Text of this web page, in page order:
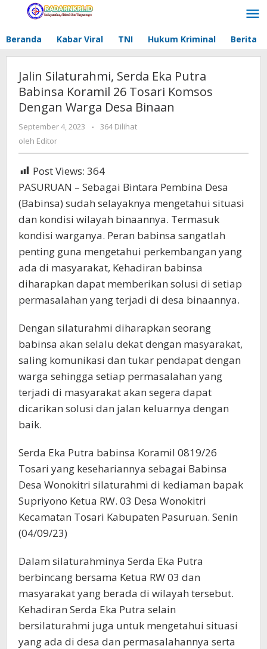
Lewati
Beranda Kabar Viral TNI Hukum Kriminal Berita
Jalin Silaturahmi, Serda Eka Putra
Babinsa Koramil 26 Tosari Komsos
Dengan Warga Desa Binaan
September 4, 2023
oleh
-
364 Dilihat
oleh Editor
Post Views: 364
PASURUAN – Sebagai Bintara Pembina Desa
(Babinsa) sudah selayaknya mengetahui situasi
dan kondisi wilayah binaannya. Termasuk
kondisi warganya. Peran babinsa sangatlah
penting guna mengetahui perkembangan yang
ada di masyarakat, Kehadiran babinsa
diharapkan dapat memberikan solusi di setiap
permasalahan yang terjadi di desa binaannya.
Dengan silaturahmi diharapkan seorang
babinsa akan selalu dekat dengan masyarakat,
saling komunikasi dan tukar pendapat dengan
warga sehingga setiap permasalahan yang
terjadi di masyarakat akan segera dapat
dicarikan solusi dan jalan keluarnya dengan
baik.
Serda Eka Putra babinsa Koramil 0819/26
Tosari yang kesehariannya sebagai Babinsa
Desa Wonokitri silaturahmi di kediaman bapak
Supriyono Ketua RW. 03 Desa Wonokitri
Kecamatan Tosari Kabupaten Pasuruan. Senin
(04/09/23)
Dalam silaturahminya Serda Eka Putra
berbincang bersama Ketua RW 03 dan
masyarakat yang berada di wilayah tersebut.
Kehadiran Serda Eka Putra selain
bersilaturahmi juga untuk mengetahui situasi
yang ada di desa dan permasalahannya serta